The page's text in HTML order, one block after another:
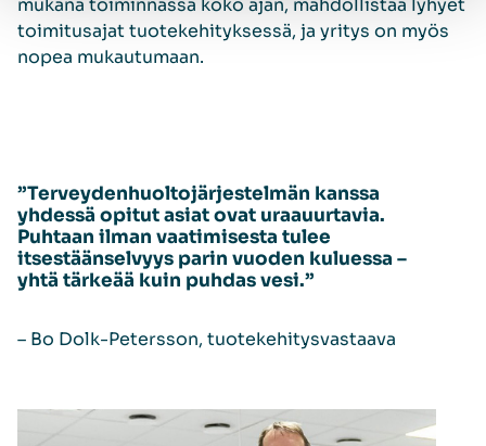
mukana toiminnassa koko ajan, mahdollistaa lyhyet
toimitusajat tuotekehityksessä, ja yritys on myös
nopea mukautumaan.
”Terveydenhuoltojärjestelmän kanssa
yhdessä opitut asiat ovat uraauurtavia.
Puhtaan ilman vaatimisesta tulee
itsestäänselvyys parin vuoden kuluessa –
yhtä tärkeää kuin puhdas vesi.”
– Bo Dolk-Petersson, tuotekehitysvastaava